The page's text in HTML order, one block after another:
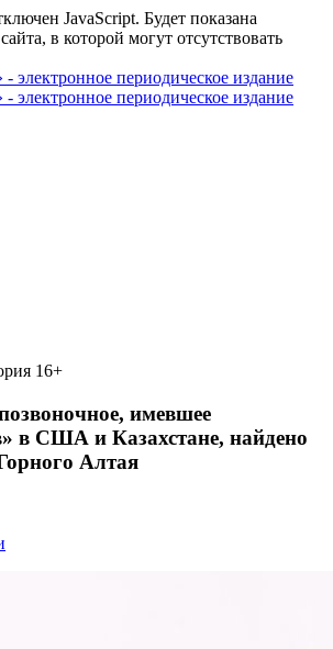
JavaScript. Будет показана
в которой могут отсутствовать
имевшее
в США и Казахстане, найдено
Алтая